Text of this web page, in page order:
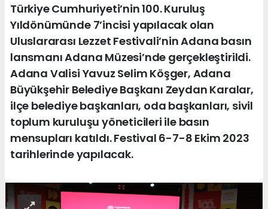
Türkiye Cumhuriyeti’nin 100. Kuruluş
Yıldönümünde 7’incisi yapılacak olan
Uluslararası Lezzet Festivali’nin Adana basın
lansmanı Adana Müzesi’nde gerçekleştirildi.
Adana Valisi Yavuz Selim Köşger, Adana
Büyükşehir Belediye Başkanı Zeydan Karalar,
ilçe belediye başkanları, oda başkanları, sivil
toplum kuruluşu yöneticileri ile basın
mensupları katıldı. Festival 6-7-8 Ekim 2023
tarihlerinde yapılacak.